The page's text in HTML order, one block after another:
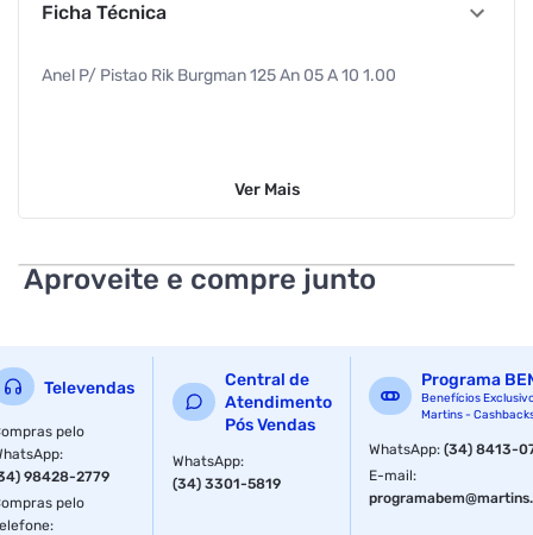
Ficha Técnica
Anel P/ Pistao Rik Burgman 125 An 05 A 10 1.00
Ver Mais
Aproveite e compre junto
Televendas
pelo
:
98428-2779
pelo
:
Central de
Atendimento
Pós Vendas
WhatsApp:
(34) 3301-5819
Programa
Benefícios
Martins -
WhatsApp:(34) 8413-
E-mail: